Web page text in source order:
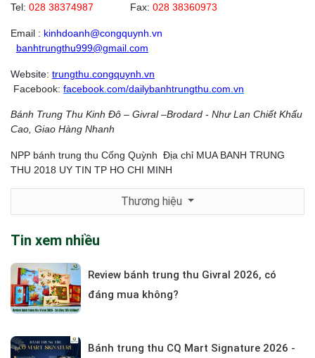
Tel: 028 38374987 Fax: 028 38360973
Email : kinhdoanh@congquynh.vn
banhtrungthu999@gmail.com
Website: trungthu.congquynh.vn
Facebook: facebook.com/dailybanhtrungthu.com.vn
Bánh Trung Thu Kinh Đô – Givral –Brodard - Như Lan Chiết Khấu
Cao, Giao Hàng Nhanh
NPP bánh trung thu Cống Quỳnh Địa chỉ MUA BANH TRUNG
THU 2018 UY TIN TP HO CHI MINH
Thương hiệu
Tin xem nhiều
Review bánh trung thu Givral 2026, có
đáng mua không?
Bánh trung thu CQ Mart Signature 2026 -